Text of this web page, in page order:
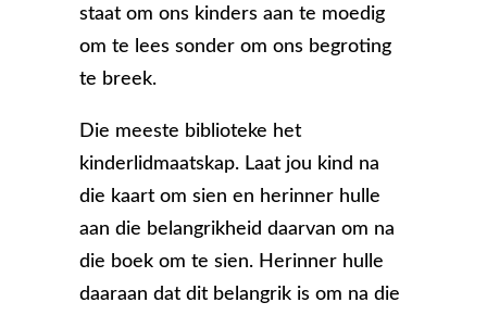
staat om ons kinders aan te moedig
om te lees sonder om ons begroting
te breek.
Die meeste biblioteke het
kinderlidmaatskap. Laat jou kind na
die kaart om sien en herinner hulle
aan die belangrikheid daarvan om na
die boek om te sien. Herinner hulle
daaraan dat dit belangrik is om na die